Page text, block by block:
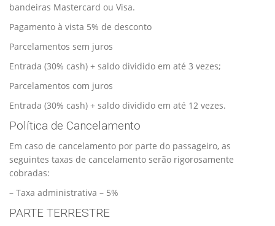
bandeiras Mastercard ou Visa.
Pagamento à vista 5% de desconto
Parcelamentos sem juros
Entrada (30% cash) + saldo dividido em até 3 vezes;
Parcelamentos com juros
Entrada (30% cash) + saldo dividido em até 12 vezes.
Política de Cancelamento
Em caso de cancelamento por parte do passageiro, as
seguintes taxas de cancelamento serão rigorosamente
cobradas:
– Taxa administrativa – 5%
PARTE TERRESTRE